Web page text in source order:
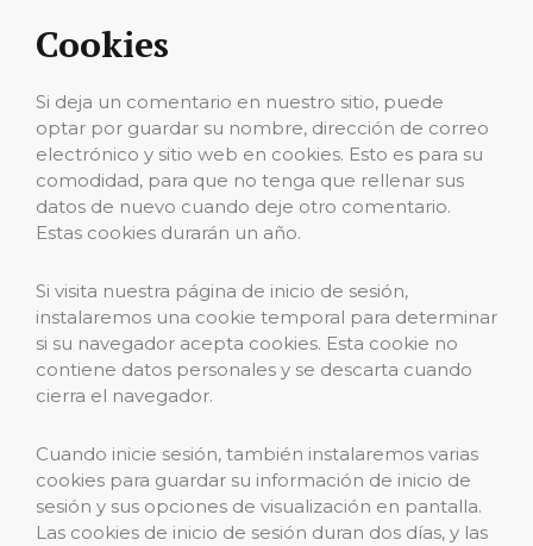
Cookies
Si deja un comentario en nuestro sitio, puede
optar por guardar su nombre, dirección de correo
electrónico y sitio web en cookies. Esto es para su
comodidad, para que no tenga que rellenar sus
datos de nuevo cuando deje otro comentario.
Estas cookies durarán un año.
Si visita nuestra página de inicio de sesión,
instalaremos una cookie temporal para determinar
si su navegador acepta cookies. Esta cookie no
contiene datos personales y se descarta cuando
cierra el navegador.
Cuando inicie sesión, también instalaremos varias
cookies para guardar su información de inicio de
sesión y sus opciones de visualización en pantalla.
Las cookies de inicio de sesión duran dos días, y las